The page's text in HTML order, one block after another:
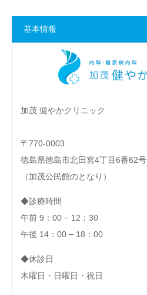
基本情報
加茂 健やかクリニック
〒770-0003
徳島県徳島市北田宮4丁目6番62号
（加茂公民館のとなり）
◆診療時間
午前 9：00 − 12：30
午後 14：00 − 18：00
◆休診日
木曜日・日曜日・祝日